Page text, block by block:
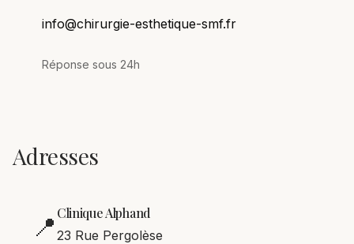
info@chirurgie-esthetique-smf.fr
Réponse sous 24h
Adresses
📍 Clinique Alphand
23 Rue Pergolèse